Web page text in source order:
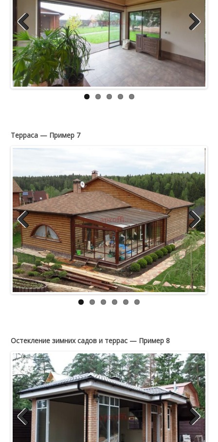
Previous
Терраса — Пример 7
Previous Next
Остекление зимних садов и террас — Пример 8
Previous Next